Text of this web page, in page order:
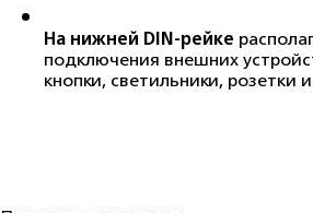
На нижней DIN-рейке
подключения внешних
кнопки, светильники, розетки